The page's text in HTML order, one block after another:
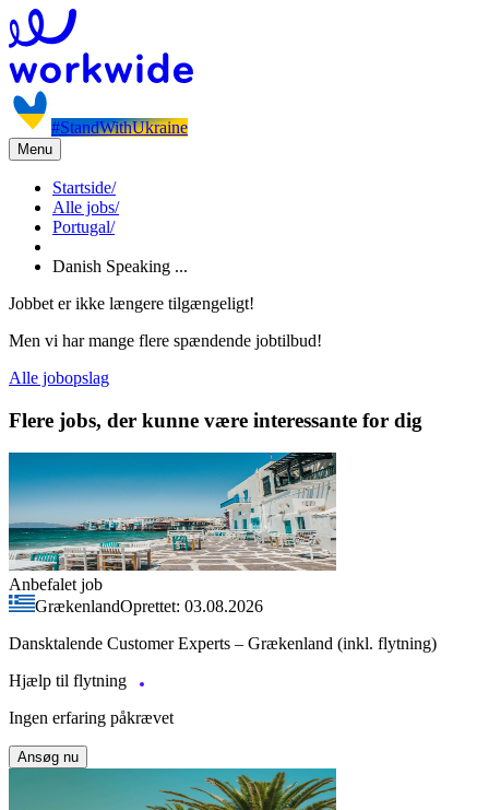
#StandWithUkraine
Menu
Startside/
Alle jobs/
Portugal/
Danish Speaking ...
Jobbet er ikke længere tilgængeligt!
Men vi har mange flere spændende jobtilbud!
Alle jobopslag
Flere jobs, der kunne være interessante for dig
Anbefalet job
GrækenlandOprettet: 03.08.2026
Dansktalende Customer Experts – Grækenland (inkl. flytning)
Hjælp til flytning
Ingen erfaring påkrævet
Ansøg nu